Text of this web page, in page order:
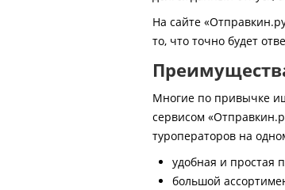
На сайте
то, что точно будет
Многие по привычке
сервисом
туроператоров на
удобная и простая
большой